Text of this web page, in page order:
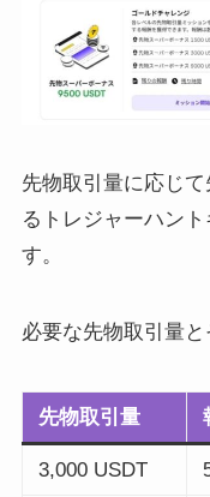
先物取引量に応じ
るトレジャーハン
す。
必要な先物取引量と
先物取引量
3,000 USDT